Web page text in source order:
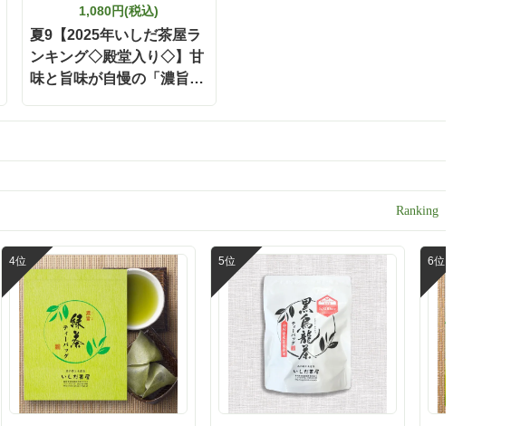
ご飯にふりかけと緑茶塩
お茶かお湯をかけます。
ています。 一口食べる
・お茶の香り・塩気のバ
すごく美味しくてあっと
味しさ。 「とにかく一度
茶漬#こだわり厳選#美味
単茶漬け#今日のお茶 #
茶が好き #お茶を楽しむ
活 #お茶専門店 #おいしい
茶 #お茶しよう #お茶が好き #お茶を楽
しむ #お茶のある生活 #お茶専門店 #お
いしいお茶 #水出し茶#お茶好き#暑い日
に飲みたい#濃旨緑茶ティーバッグ#お茶
ティーバッグ#濃旨緑茶#緑茶#お取り寄
せ#お取り寄せギフト
1,080円(税込)
夏9【2025年いしだ茶屋ラ
ンキング◇殿堂入り◇】甘
味と旨味が自慢の「濃旨緑
入 静岡 森町 お茶 【ポスト
ャンペーン対象外】【夏ギ
フト】